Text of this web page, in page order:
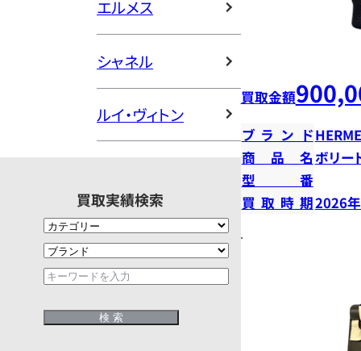
エルメス
シャネル
ルイ・ヴィトン
買取実績検索
買取金額
ブランド
商品名ボリー
型番
買取時期2026